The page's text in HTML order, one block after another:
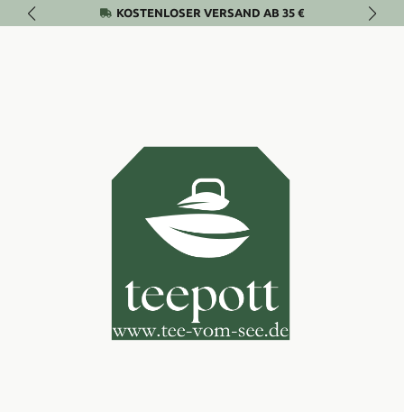
Zum Hauptinhalt springenKOSTENLOSER VERSAND AB 35 €